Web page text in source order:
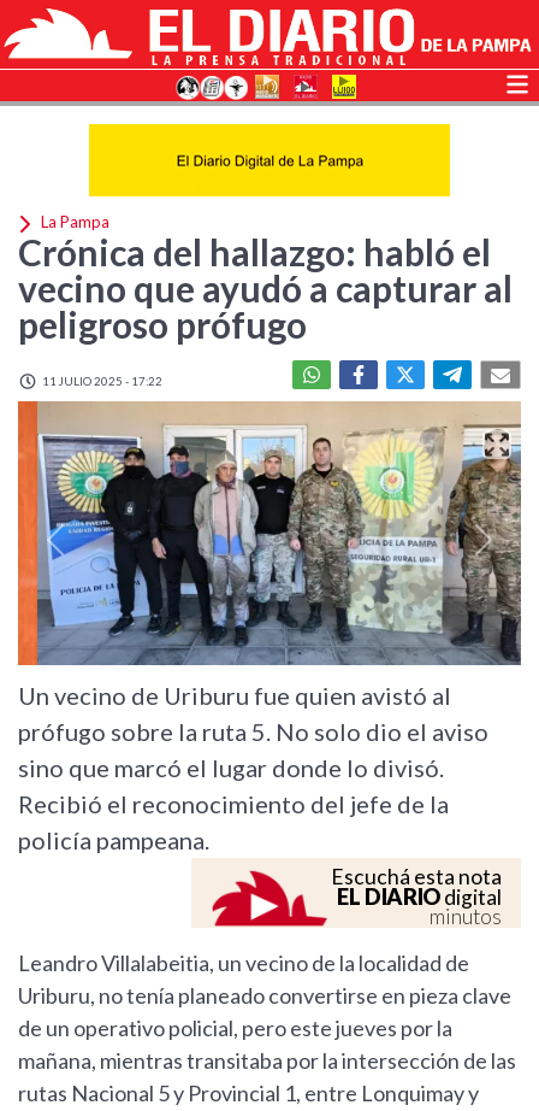
La Pampa
Crónica del hallazgo: habló el
vecino que ayudó a capturar al
peligroso prófugo
11 JULIO 2025 - 17:22
Previous Next
Un vecino de Uriburu fue quien avistó al
prófugo sobre la ruta 5. No solo dio el aviso
sino que marcó el lugar donde lo divisó.
Recibió el reconocimiento del jefe de la
policía pampeana.
Escuchá esta nota
EL DIARIOdigital
minutos
Leandro Villalabeitia, un vecino de la localidad de
Uriburu, no tenía planeado convertirse en pieza clave
de un operativo policial, pero este jueves por la
mañana, mientras transitaba por la intersección de las
rutas Nacional 5 y Provincial 1, entre Lonquimay y